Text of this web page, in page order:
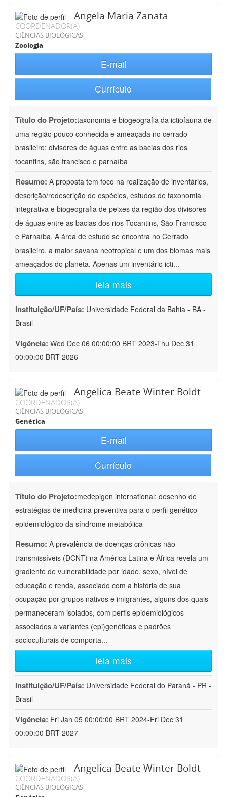
Angela Maria Zanata
COORDENADOR(A)
CIÊNCIAS BIOLÓGICAS
Zoologia
E-mail
Currículo
Título do Projeto:taxonomia e biogeografia da ictiofauna de
uma região pouco conhecida e ameaçada no cerrado
brasileiro: divisores de águas entre as bacias dos rios
tocantins, são francisco e parnaíba
Resumo: A proposta tem foco na realização de inventários,
descrição/redescrição de espécies, estudos de taxonomia
integrativa e biogeografia de peixes da região dos divisores
de águas entre as bacias dos rios Tocantins, São Francisco
e Parnaíba. A área de estudo se encontra no Cerrado
brasileiro, a maior savana neotropical e um dos biomas mais
ameaçados do planeta. Apenas um inventário icti...
leia mais
Instituição/UF/País: Universidade Federal da Bahia - BA -
Brasil
Vigência: Wed Dec 06 00:00:00 BRT 2023-Thu Dec 31
00:00:00 BRT 2026
Angelica Beate Winter Boldt
COORDENADOR(A)
CIÊNCIAS BIOLÓGICAS
Genética
E-mail
Currículo
Título do Projeto:medepigen international: desenho de
estratégias de medicina preventiva para o perfil genético-
epidemiológico da síndrome metabólica
Resumo: A prevalência de doenças crônicas não
transmissíveis (DCNT) na América Latina e África revela um
gradiente de vulnerabilidade por idade, sexo, nível de
educação e renda, associado com a história de sua
ocupação por grupos nativos e imigrantes, alguns dos quais
permaneceram isolados, com perfis epidemiológicos
associados a variantes (epi)genéticas e padrões
socioculturais de comporta...
leia mais
Instituição/UF/País: Universidade Federal do Paraná - PR -
Brasil
Vigência: Fri Jan 05 00:00:00 BRT 2024-Fri Dec 31
00:00:00 BRT 2027
Angelica Beate Winter Boldt
COORDENADOR(A)
CIÊNCIAS BIOLÓGICAS